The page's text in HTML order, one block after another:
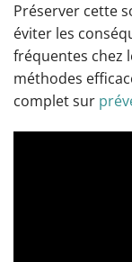
Préserver cette
éviter les
fréquentes chez
méthodes
complet sur